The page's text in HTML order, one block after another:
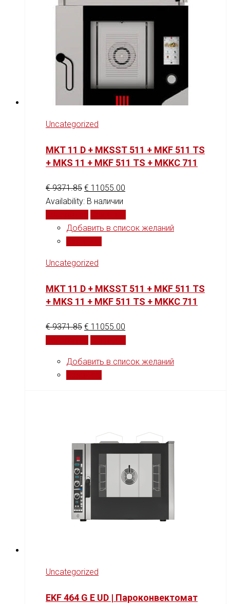
Uncategorized
MKT 11 D + MKSST 511 + MKF 511 TS
+ MKS 11 + MKF 511 TS + MKKC 711
€9371.85 € 11055.00
Availability: В наличии
Добавить в список желаний
Uncategorized
MKT 11 D + MKSST 511 + MKF 511 TS
+ MKS 11 + MKF 511 TS + MKKC 711
€9371.85 € 11055.00
Добавить в список желаний
Uncategorized
EKF 464 G E UD | Пароконвектомат